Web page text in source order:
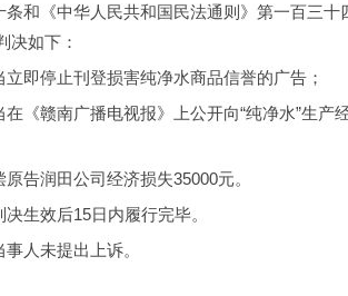
和《中华人民共和国民法通则》第一百三十
决如下：
停止刊登损害纯净水商品信誉的广告；
赣南广播电视报》上公开向“纯净水”生产
润田公司经济损失35000元。
效后15日内履行完毕。
人未提出上诉。